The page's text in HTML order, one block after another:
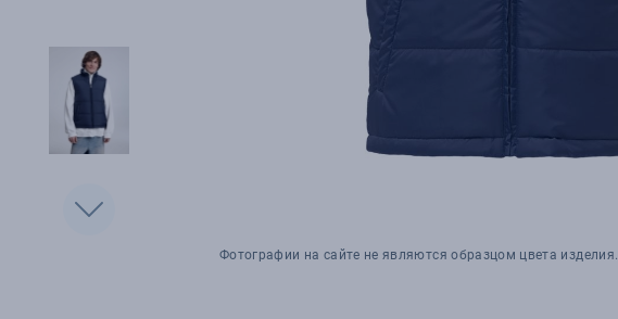
Фотографии на сайте не являются образцом цвета изделия.